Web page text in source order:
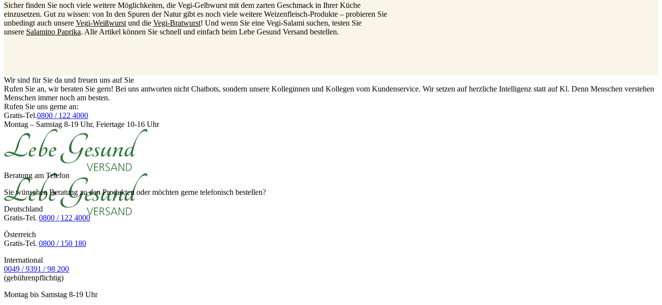
Sicher finden Sie noch viele weitere Möglichkeiten, die Vegi-Gelbwurst mit dem zarten Geschmack in Ihrer Küche
einzusetzen. Gut zu wissen: von In den Spuren der Natur gibt es noch viele weitere Weizenfleisch-Produkte – probieren Sie
unbedingt auch unsere Vegi-Weißwurst und die Vegi-Bratwurst! Und wenn Sie eine Vegi-Salami suchen, testen Sie
unsere Salamino Paprika. Alle Artikel können Sie schnell und einfach beim Lebe Gesund Versand bestellen.
Wir sind für Sie da und freuen uns auf Sie
Rufen Sie an, wir beraten Sie gern! Bei uns antworten nicht Chatbots, sondern unsere Kolleginnen und Kollegen vom Kundenservice. Wir setzen auf herzliche Intelligenz statt auf Kl. Denn Menschen verstehen
Menschen immer noch am besten.
Rufen Sie uns gerne an:
Gratis-Tel.0800 / 122 4000
Montag – Samstag 8-19 Uhr, Feiertage 10-16 Uhr
Beratung am Telefon
Sie wünschen Beratung zu den Produkten oder möchten gerne telefonisch bestellen?
Deutschland
Gratis-Tel. 0800 / 122 4000
Österreich
Gratis-Tel. 0800 / 150 180
International
0049 / 9391 / 98 200
(gebührenpflichtig)
Montag bis Samstag 8-19 Uhr